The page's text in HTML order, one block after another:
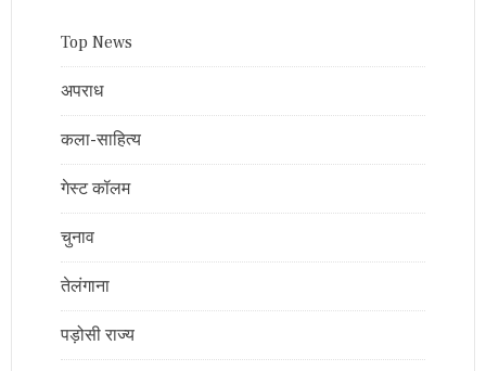
Top News
अपराध
कला-साहित्य
गेस्ट कॉलम
चुनाव
तेलंगाना
पड़ोसी राज्य